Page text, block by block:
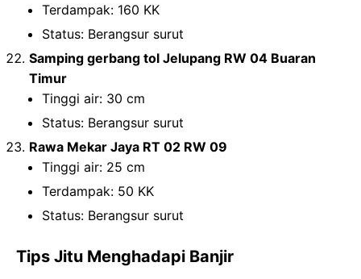
Terdampak: 160 KK
Status: Berangsur surut
Samping gerbang tol Jelupang RW 04 Buaran
Timur
Tinggi air: 30 cm
Status: Berangsur surut
Rawa Mekar Jaya RT 02 RW 09
Tinggi air: 25 cm
Terdampak: 50 KK
Status: Berangsur surut
Tips Jitu Menghadapi Banjir